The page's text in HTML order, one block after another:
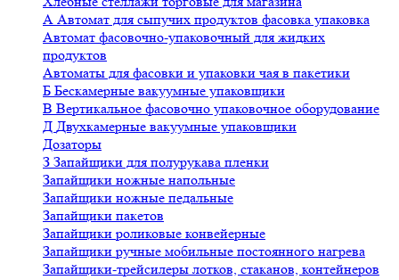
А Автомат для сыпучих продуктов фасовка упаковка
Автомат фасовочно-упаковочный для жидких
продуктов
Автоматы для фасовки и упаковки чая в пакетики
Б Бескамерные вакуумные упаковщики
В Вертикальное фасовочно упаковочное оборудование
Д Двухкамерные вакуумные упаковщики
Дозаторы
З Запайщики для полурукава пленки
Запайщики ножные напольные
Запайщики ножные педальные
Запайщики пакетов
Запайщики роликовые конвейерные
Запайщики ручные мобильные постоянного нагрева
Запайщики-трейсилеры лотков, стаканов, контейнеров